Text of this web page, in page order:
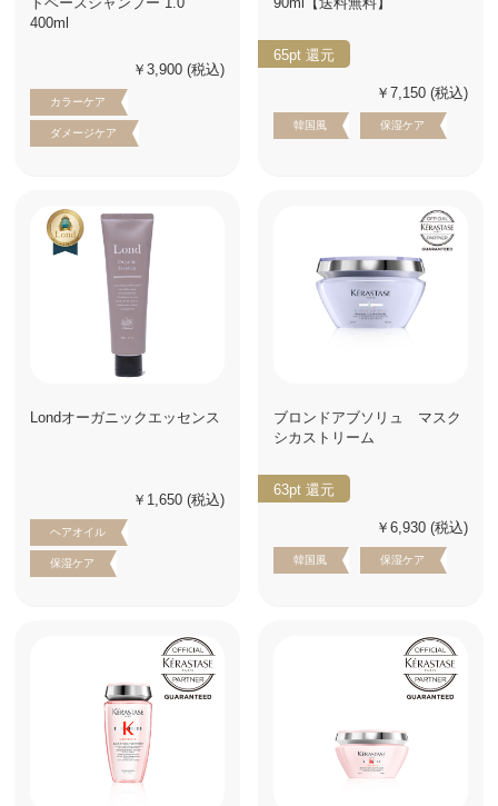
400ml
￥3,900 (税込)
カラーケア
ダメージケア
65pt 還元
￥7,150 (税込)
韓国風 保湿ケア
Londオーガニックエッセンス
￥1,650 (税込)
ヘアオイル
保湿ケア
ブロンドアブソリュ マスク
シカストリーム
63pt 還元
￥6,930 (税込)
韓国風 保湿ケア